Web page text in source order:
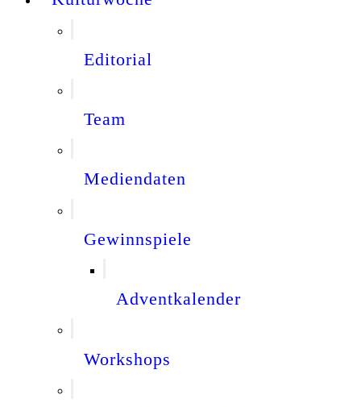
Editorial
Team
Mediendaten
Gewinnspiele
Adventkalender
Workshops